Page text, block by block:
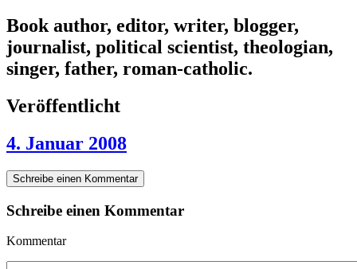
Book author, editor, writer, blogger,
journalist, political scientist, theologian,
singer, father, roman-catholic.
Veröffentlicht
4. Januar 2008
Schreibe einen Kommentar
Schreibe einen Kommentar
Kommentar